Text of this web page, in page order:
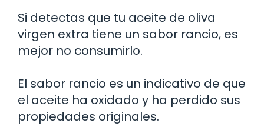
Si detectas que tu aceite de oliva
virgen extra tiene un sabor rancio, es
mejor no consumirlo.
El sabor rancio es un indicativo de que
el aceite ha oxidado y ha perdido sus
propiedades originales.